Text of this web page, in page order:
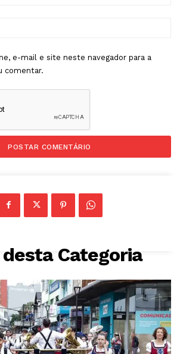
e-mail e site neste navegador para a
comentar.
Categoria